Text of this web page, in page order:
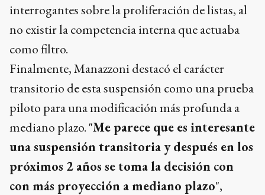
interrogantes sobre la proliferación de listas, al
no existir la competencia interna que actuaba
como filtro.
Finalmente, Manazzoni destacó el carácter
transitorio de esta suspensión como una prueba
piloto para una modificación más profunda a
mediano plazo. "Me parece que es interesante
una suspensión transitoria y después en los
próximos 2 años se toma la decisión con
con más proyección a mediano plazo",